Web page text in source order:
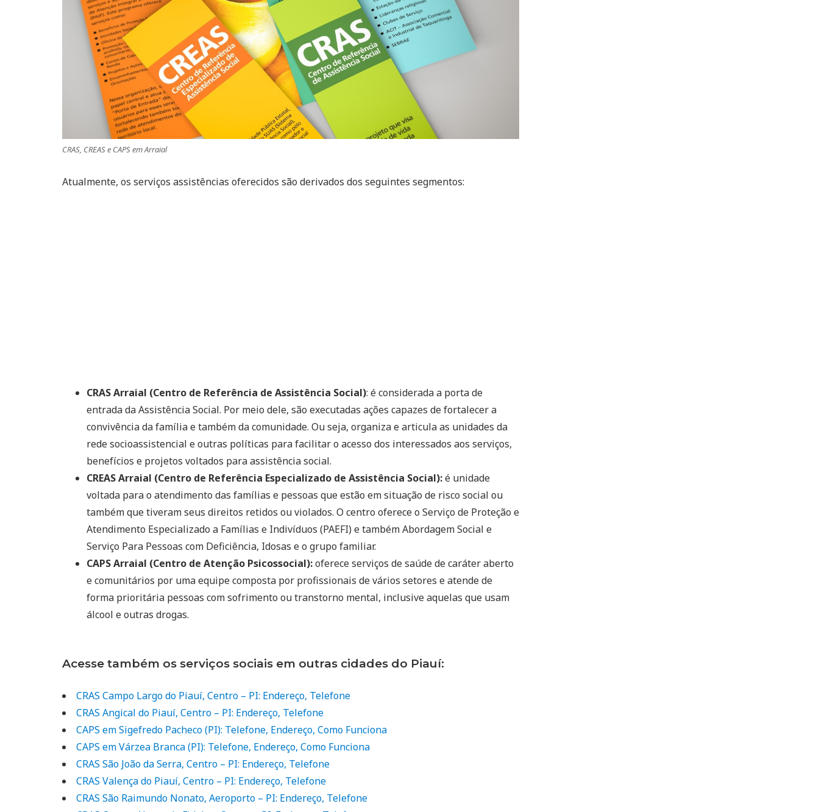
CRAS, CREAS e CAPS em Arraial
Atualmente, os serviços assistências oferecidos são derivados dos seguintes segmentos:
CRAS Arraial (Centro de Referência de Assistência Social): é considerada a porta de
entrada da Assistência Social. Por meio dele, são executadas ações capazes de fortalecer a
convivência da família e também da comunidade. Ou seja, organiza e articula as unidades da
rede socioassistencial e outras políticas para facilitar o acesso dos interessados aos serviços,
benefícios e projetos voltados para assistência social.
CREAS Arraial (Centro de Referência Especializado de Assistência Social):é unidade
voltada para o atendimento das famílias e pessoas que estão em situação de risco social ou
também que tiveram seus direitos retidos ou violados. O centro oferece o Serviço de Proteção e
Atendimento Especializado a Famílias e Indivíduos (PAEFI) e também Abordagem Social e
Serviço Para Pessoas com Deficiência, Idosas e o grupo familiar.
CAPS Arraial (Centro de Atenção Psicossocial):oferece serviços de saúde de caráter aberto
e comunitários por uma equipe composta por profissionais de vários setores e atende de
forma prioritária pessoas com sofrimento ou transtorno mental, inclusive aquelas que usam
álcool e outras drogas.
Acesse também os serviços sociais em outras cidades do Piauí:
CRAS Campo Largo do Piauí, Centro – PI: Endereço, Telefone
CRAS Angical do Piauí, Centro – PI: Endereço, Telefone
CAPS em Sigefredo Pacheco (PI): Telefone, Endereço, Como Funciona
CAPS em Várzea Branca (PI): Telefone, Endereço, Como Funciona
CRAS São João da Serra, Centro – PI: Endereço, Telefone
CRAS Valença do Piauí, Centro – PI: Endereço, Telefone
CRAS São Raimundo Nonato, Aeroporto – PI: Endereço, Telefone